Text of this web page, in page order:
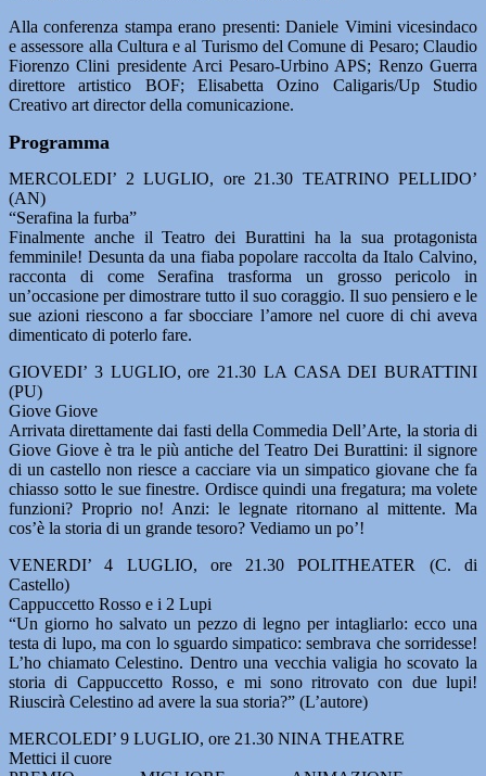
Alla conferenza stampa erano presenti: Daniele Vimini vicesindaco
e assessore alla Cultura e al Turismo del Comune di Pesaro; Claudio
Fiorenzo Clini presidente Arci Pesaro-Urbino APS; Renzo Guerra
direttore artistico BOF; Elisabetta Ozino Caligaris/Up Studio
Creativo art director della comunicazione.
Programma
MERCOLEDI’ 2 LUGLIO, ore 21.30 TEATRINO PELLIDO’
(AN)
“Serafina la furba”
Finalmente anche il Teatro dei Burattini ha la sua protagonista
femminile! Desunta da una fiaba popolare raccolta da Italo Calvino,
racconta di come Serafina trasforma un grosso pericolo in
un’occasione per dimostrare tutto il suo coraggio. Il suo pensiero e le
sue azioni riescono a far sbocciare l’amore nel cuore di chi aveva
dimenticato di poterlo fare.
GIOVEDI’ 3 LUGLIO, ore 21.30 LA CASA DEI BURATTINI
(PU)
Giove Giove
Arrivata direttamente dai fasti della Commedia Dell’Arte, la storia di
Giove Giove è tra le più antiche del Teatro Dei Burattini: il signore
di un castello non riesce a cacciare via un simpatico giovane che fa
chiasso sotto le sue finestre. Ordisce quindi una fregatura; ma volete
funzioni? Proprio no! Anzi: le legnate ritornano al mittente. Ma
cos’è la storia di un grande tesoro? Vediamo un po’!
VENERDI’ 4 LUGLIO, ore 21.30 POLITHEATER (C. di
Castello)
Cappuccetto Rosso e i 2 Lupi
“Un giorno ho salvato un pezzo di legno per intagliarlo: ecco una
testa di lupo, ma con lo sguardo simpatico: sembrava che sorridesse!
L’ho chiamato Celestino. Dentro una vecchia valigia ho scovato la
storia di Cappuccetto Rosso, e mi sono ritrovato con due lupi!
Riuscirà Celestino ad avere la sua storia?” (L’autore)
MERCOLEDI’ 9 LUGLIO, ore 21.30 NINA THEATRE
Mettici il cuore